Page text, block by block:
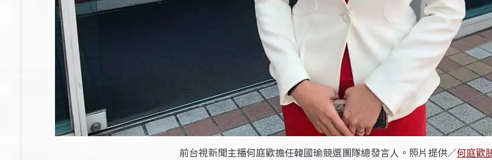
前台視新聞主播何庭歡擔任韓國瑜競選團隊總發言人。照片提供／何庭歡